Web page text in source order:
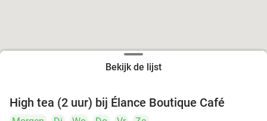
Bekijk de lijst
High tea (2 uur) bij Élance Boutique Café